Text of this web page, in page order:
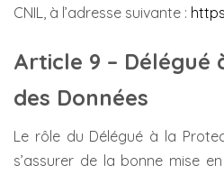
CNIL, à l’adresse suivante :
Article 9 – Délégué
des Données
Le rôle du Délégué à la
s’assurer de la bonne mise